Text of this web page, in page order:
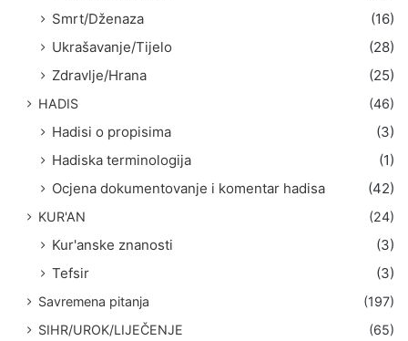
Smrt/Dženaza
(16)
Ukrašavanje/Tijelo
(28)
Zdravlje/Hrana
(25)
HADIS (46)
Hadisi o propisima
(3)
Hadiska terminologija
(1)
Ocjena dokumentovanje i komentar hadisa
(42)
KUR'AN (24)
Kur'anske znanosti
(3)
Tefsir
(3)
Savremena pitanja
(197)
SIHR/UROK/LIJEČENJE
(65)